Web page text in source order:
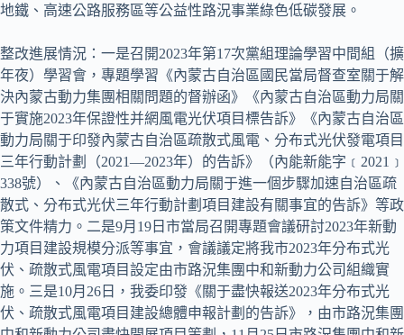
地鐵、高速公路服務區等公益性路況事業綠色低碳發展。
整改進展情況：一是召開2023年第17次黨組理論學習中間組（擴
年夜）學習會，專題學習《內蒙古自治區國民當局督查室關于解
決內蒙古動力集團相關問題的督辦函》《內蒙古自治區動力局關
于實施2023年保證性并網風電光伏項目標告訴》《內蒙古自治區
動力局關于印發內蒙古自治區疏散式風電、分布式光伏發電項目
三年行動計劃（2021—2023年）的告訴》（內能新能字﹝2021﹞
338號）、《內蒙古自治區動力局關于進一個步驟加速自治區疏
散式、分布式光伏三年行動計劃項目建設有關事宜的告訴》等政
策文件精力。二是9月19日市當局召開專題會議研討2023年新動
力項目建設規模分派等事宜，會議議定將我市2023年分布式光
伏、疏散式風電項目設定由市路況集團中和新動力公司組織實
施。三是10月26日，我委印發《關于盡快報送2023年分布式光
伏、疏散式風電項目建設總體申報計劃的告訴》，由市路況集團